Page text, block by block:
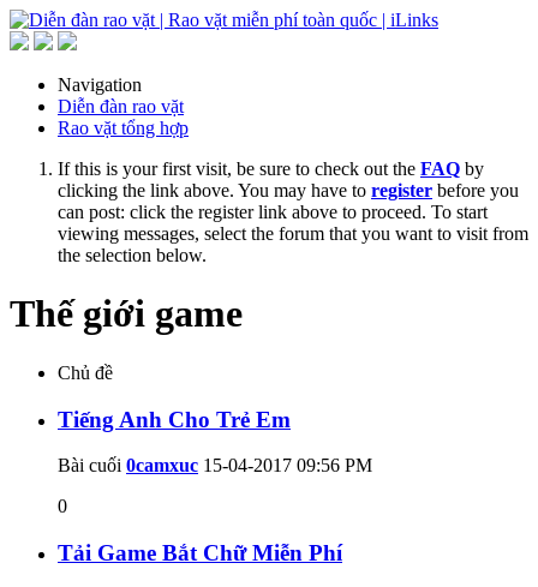
Navigation
Diễn đàn rao vặt
Rao vặt tổng hợp
If this is your first visit, be sure to check out the FAQ by
clicking the link above. You may have to register before you
can post: click the register link above to proceed. To start
viewing messages, select the forum that you want to visit from
the selection below.
Thế giới game
Chủ đề
Tiếng Anh Cho Trẻ Em
Bài cuối 0camxuc 15-04-2017 09:56 PM
0
Tải Game Bắt Chữ Miễn Phí